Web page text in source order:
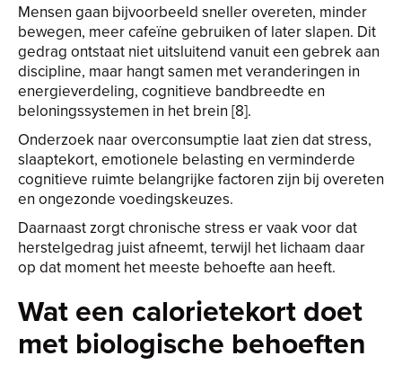
Mensen gaan bijvoorbeeld sneller overeten, minder
bewegen, meer cafeïne gebruiken of later slapen. Dit
gedrag ontstaat niet uitsluitend vanuit een gebrek aan
discipline, maar hangt samen met veranderingen in
energieverdeling, cognitieve bandbreedte en
beloningssystemen in het brein [8].
Onderzoek naar overconsumptie laat zien dat stress,
slaaptekort, emotionele belasting en verminderde
cognitieve ruimte belangrijke factoren zijn bij overeten
en ongezonde voedingskeuzes.
Daarnaast zorgt chronische stress er vaak voor dat
herstelgedrag juist afneemt, terwijl het lichaam daar
op dat moment het meeste behoefte aan heeft.
Wat een calorietekort doet
met biologische behoeften